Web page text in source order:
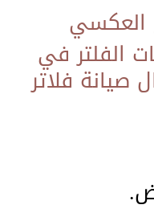
العكسي
الفلتر في
فلاتر